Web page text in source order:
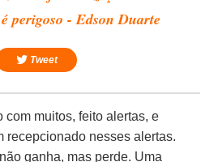
perigoso - Edson Duarte
Tweet
com muitos, feito alertas, e
recepcionado nesses alertas.
ganha, mas perde. Uma